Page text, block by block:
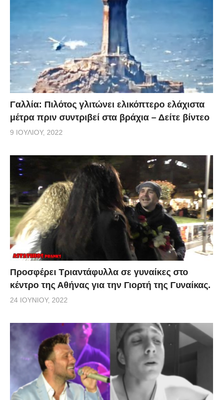
Γαλλία: Πιλότος γλιτώνει ελικόπτερο ελάχιστα
μέτρα πριν συντριβεί στα βράχια – Δείτε βίντεο
9 ΙΟΥΛΊΟΥ, 2022
Προσφέρει Τριαντάφυλλα σε γυναίκες στο
κέντρο της Αθήνας για την Γιορτή της Γυναίκας.
24 ΙΟΥΝΊΟΥ, 2022